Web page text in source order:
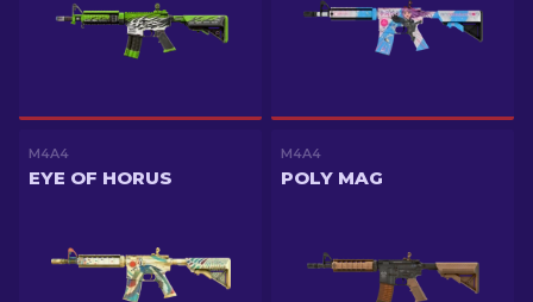
M4A4
EYE OF HORUS
M4A4
POLY MAG